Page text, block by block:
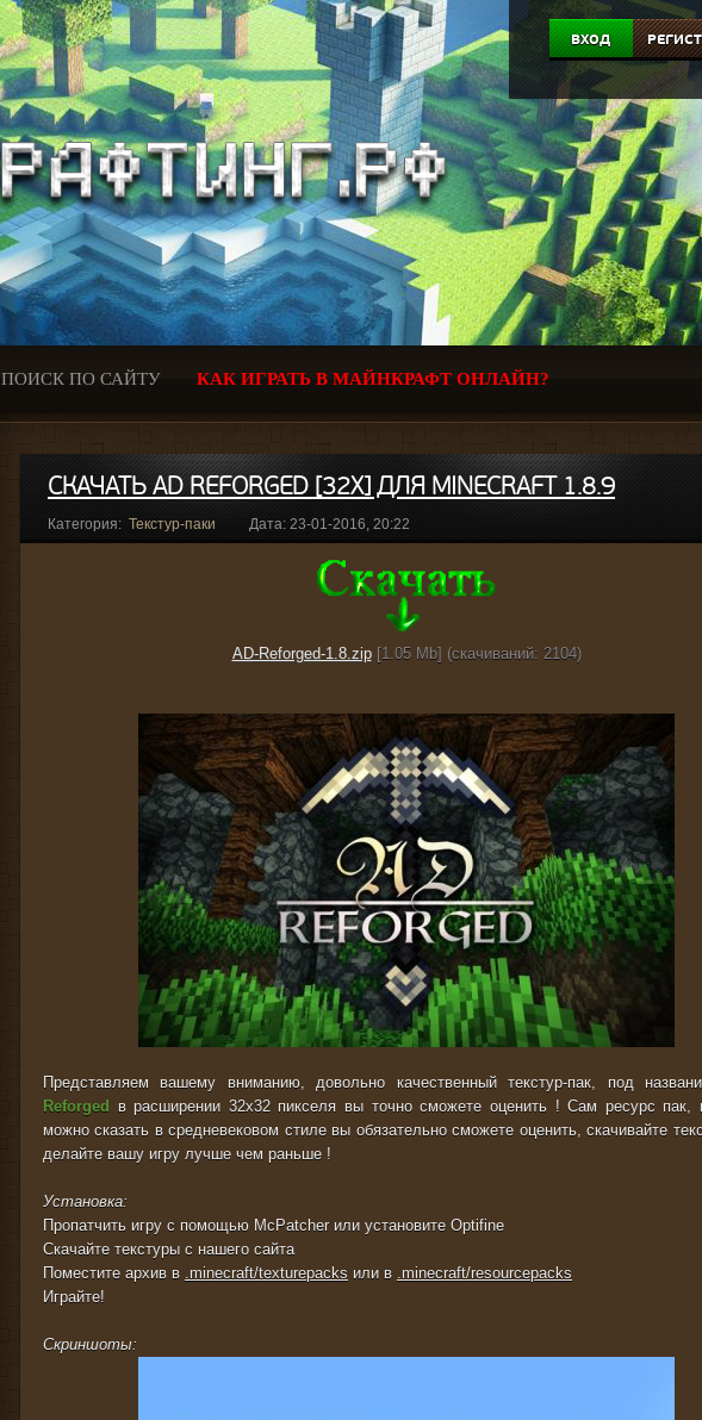
ВХОД
ПОИСК ПО САЙТУ КАК ИГРАТЬ В МАЙНКРАФТ ОНЛАЙН?
СКАЧАТЬ AD REFORGED [32X] ДЛЯ MINECRAFT 1.8.9
Категория: Текстур-паки Дата: 23-01-2016, 20:22
AD-Reforged-1.8.zip[1.05 Mb] (cкачиваний: 2104)
Представляем вашему вниманию, довольно качественный текстур-пак, под
Reforged
в расширении 32x32 пикселя вы точно сможете оценить ! Сам ресурс пак,
можно сказать в средневековом стиле вы обязательно сможете оценить, скачивайте
делайте вашу игру лучше чем раньше !
Установка:
Пропатчить игру с помощью McPatcher или установите Optifine
Скачайте текстуры с нашего сайта
Поместите архив в .minecraft/texturepacks или в .minecraft/resourcepacks
Играйте!
Скриншоты: